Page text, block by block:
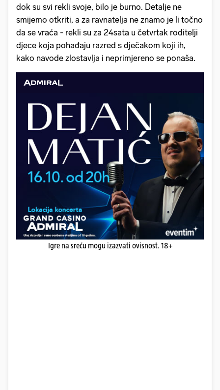
dok su svi rekli svoje, bilo je burno. Detalje ne
smijemo otkriti, a za ravnatelja ne znamo je li točno
da se vraća - rekli su za 24sata u četvrtak roditelji
djece koja pohađaju razred s dječakom koji ih,
kako navode zlostavlja i neprimjereno se ponaša.
Igre na sreću mogu izazvati ovisnost. 18+